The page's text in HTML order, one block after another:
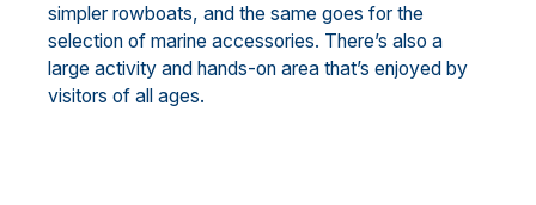
simpler rowboats, and the same goes for the
selection of marine accessories. There’s also a
large activity and hands-on area that’s enjoyed by
visitors of all ages.